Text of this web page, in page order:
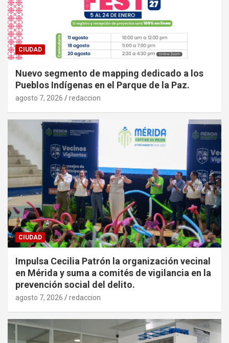
CIUDAD
Nuevo segmento de mapping dedicado a los
Pueblos Indígenas en el Parque de la Paz.
agosto 7, 2026 redaccion
CIUDAD
Impulsa Cecilia Patrón la organización vecinal
en Mérida y suma a comités de vigilancia en la
prevención social del delito.
agosto 7, 2026 redaccion